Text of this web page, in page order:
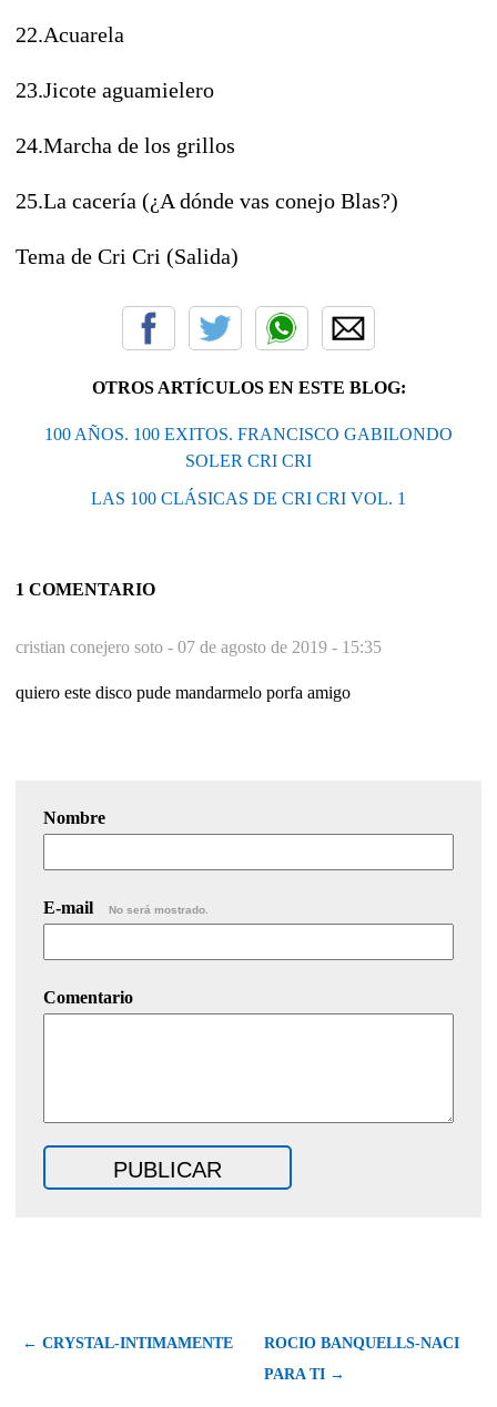
22.Acuarela
23.Jicote aguamielero
24.Marcha de los grillos
25.La cacería (¿A dónde vas conejo Blas?)
Tema de Cri Cri (Salida)
OTROS ARTÍCULOS EN ESTE BLOG:
100 AÑOS. 100 EXITOS. FRANCISCO GABILONDO
SOLER CRI CRI
LAS 100 CLÁSICAS DE CRI CRI VOL. 1
1 COMENTARIO
cristian conejero soto - 07 de agosto de 2019 - 15:35
quiero este disco pude mandarmelo porfa amigo
Nombre
E-mail No será mostrado.
Comentario
← CRYSTAL-INTIMAMENTE
ROCIO BANQUELLS-NACI
PARA TI →